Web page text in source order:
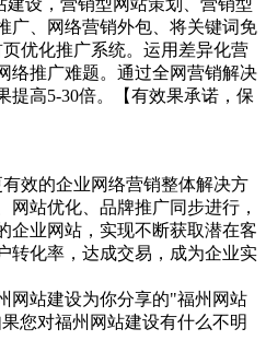
广、网络营销外包、将关键词免
优化推广系统。运用差异化营
络推广难题。通过全网营销解决
提高5-30倍。【有效果承诺，保
效的企业网络营销整体解决方
网站优化、品牌推广同步进行，
企业网站，实现不断获取潜在客
转化率，达成交易，成为企业实
网站建设为你分享的"福州网站
您对福州网站建设有什么不明